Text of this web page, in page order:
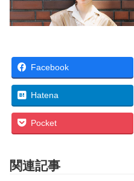
Facebook
Hatena
Pocket
関連記事